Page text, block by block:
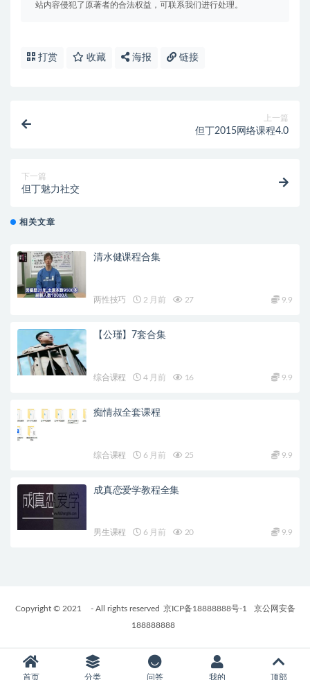
站内容侵犯了原著者的合法权益，可联系我们进行处理。
打赏 收藏 海报 链接
上一篇
但丁2015网络课程4.0
下一篇
但丁魅力社交
相关文章
清水健课程合集
两性技巧 2 月前 27 9.9
【公瑾】7套合集
综合课程 4 月前 16 9.9
痴情叔全套课程
综合课程 6 月前 25 9.9
成真恋爱学教程全集
男生课程 6 月前 20 9.9
Copyright © 2021 - All rights reserved 京ICP备18888888号-1
京公网安备
188888888
首页 分类 问答 我的 顶部